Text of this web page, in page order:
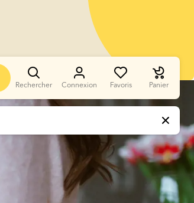
Rechercher Connexion Favoris Panier